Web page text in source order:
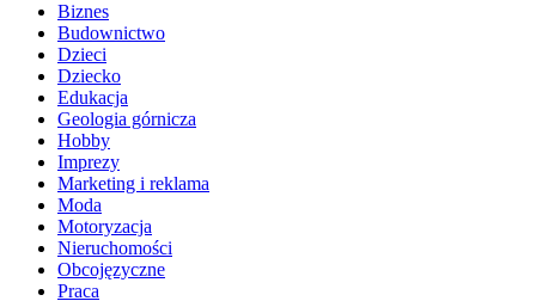
Biznes
Budownictwo
Dzieci
Dziecko
Edukacja
Geologia górnicza
Hobby
Imprezy
Marketing i reklama
Moda
Motoryzacja
Nieruchomości
Obcojęzyczne
Praca